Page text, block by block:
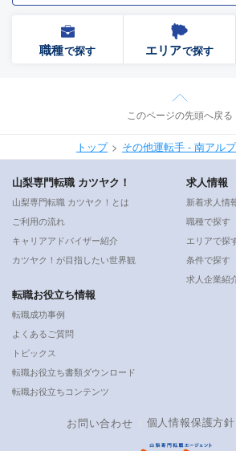
職種で探す エリアで探す
このページの先頭へ戻る
トップ その他運転手 - 南アル
山梨専門転職 カツヤク！
山梨専門転職 カツヤク！とは
ご利用の流れ
キャリアアドバイザー紹介
カツヤク！が目指したい世界観
求人情報
新着求人情
職種で探す
エリアで探
条件で探す
求人企業紹
転職お役立ち情報
転職成功事例
よくあるご質問
トピックス
転職お役立ち書類ダウンロード
転職お役立ちコンテンツ
お問い合わせ 個人情報保護方針